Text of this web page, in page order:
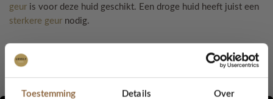
Toestemming Details Over
geur is voor deze huid geschikt. Een droge huid heeft juist een
sterkere geur nodig.
2: Spuit de geur direct op jouw
huid: